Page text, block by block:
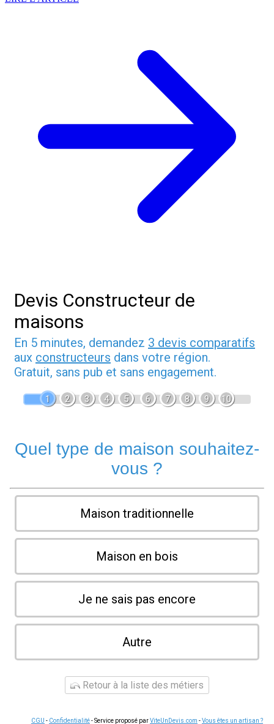
Devis Constructeur de
maisons
En 5 minutes, demandez 3 devis comparatifs
aux constructeurs dans votre région.
Gratuit, sans pub et sans engagement.
1 2 3 4 5 6 7 8 9 10
Quel type de maison souhaitez-
vous ?
Maison traditionnelle
Maison en bois
Je ne sais pas encore
Autre
Retour à la liste des métiers
CGU - Confidentialité- Service proposé parViteUnDevis.com -Vous êtes un artisan ?